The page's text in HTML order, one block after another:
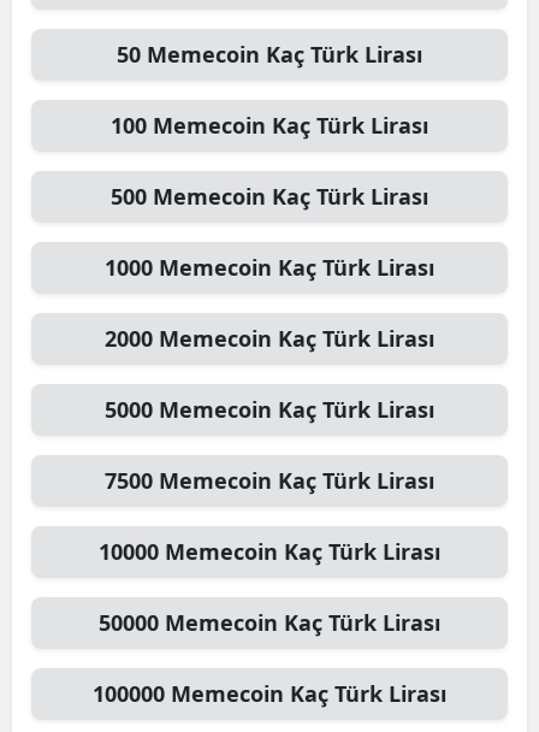
50 Memecoin Kaç Türk Lirası
100 Memecoin Kaç Türk Lirası
500 Memecoin Kaç Türk Lirası
1000 Memecoin Kaç Türk Lirası
2000 Memecoin Kaç Türk Lirası
5000 Memecoin Kaç Türk Lirası
7500 Memecoin Kaç Türk Lirası
10000 Memecoin Kaç Türk Lirası
50000 Memecoin Kaç Türk Lirası
100000 Memecoin Kaç Türk Lirası